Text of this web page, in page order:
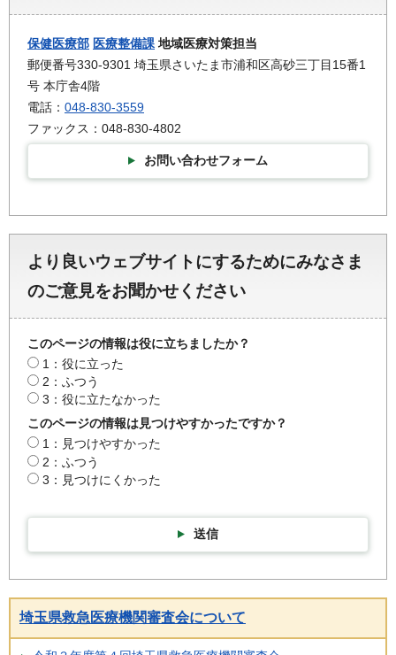
保健医療部 医療整備課 地域医療対策担当
郵便番号330-9301 埼玉県さいたま市浦和区高砂三丁目15番1
号 本庁舎4階
電話： 048-830-3559
ファックス：048-830-4802
お問い合わせフォーム
より良いウェブサイトにするためにみなさま
のご意見をお聞かせください
このページの情報は役に立ちましたか？
1：役に立った
2：ふつう
3：役に立たなかった
このページの情報は見つけやすかったですか？
1：見つけやすかった
2：ふつう
3：見つけにくかった
送信
埼玉県救急医療機関審査会について